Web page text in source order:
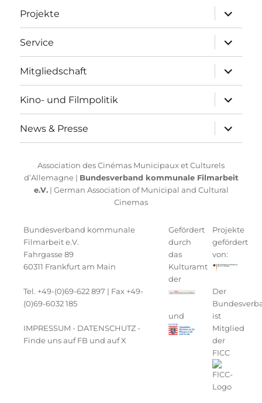
Projekte
anzeigen
Service
anzeigen
Mitgliedschaft
anzeigen
Kino- und Filmpolitik
anzeigen
News & Presse
anzeigen
Association des Cinémas Municipaux et Culturels
d’Allemagne | Bundesverband kommunale Filmarbeit
e.V.| German Association of Municipal and Cultural
Cinemas
Bundesverband kommunale
Filmarbeit e.V.
Fahrgasse 89
60311 Frankfurt am Main
Tel. +49-(0)69-622 897 | Fax +49-
(0)69-6032 185
IMPRESSUM - DATENSCHUTZ-
Finde uns auf FB und aufX
Gefördert
durch
das
Kulturamt
der
und
Projekte
gefördert
von:
Der
ist
Mitglied
der
FICC